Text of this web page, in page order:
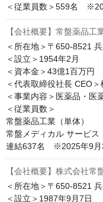
＜従業員数＞559名　
【会社概要】常盤薬品工
＜所在地＞〒650-8521
＜設立＞1954年2月
＜資本金＞43億1百万円
＜代表取締役社長 CEO
＜事業内容＞医薬品・医
＜従業員数＞
常盤薬品工業（単体）　
常盤メディカル サービス
連結637名　※2025年9月
【会社概要】株式会社常
＜所在地＞〒650-8521
＜設立＞1987年9月7日